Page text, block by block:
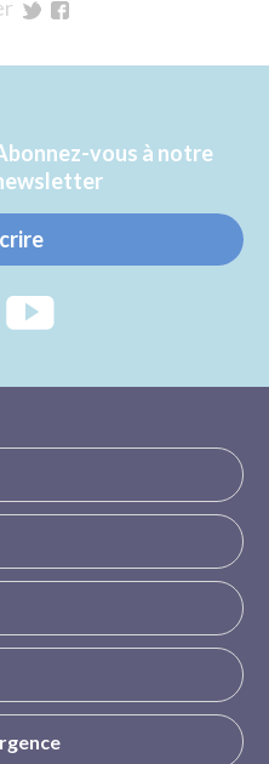
Twitter
Facebook
vous à notre
Rejoignez